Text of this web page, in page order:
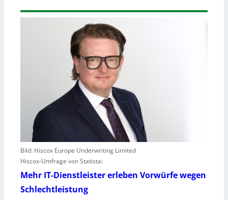
Bild: Hiscox Europe Underwriting Limited
Hiscox-Umfrage von Statista:
Mehr IT-Dienstleister erleben Vorwürfe wegen
Schlechtleistung